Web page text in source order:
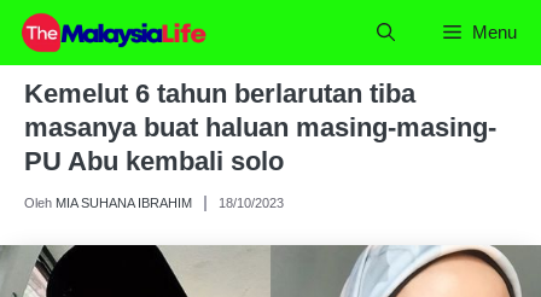
Skip
content
Menu
Kemelut 6 tahun berlarutan tiba
masanya buat haluan masing-masing-
PU Abu kembali solo
Oleh MIA SUHANA IBRAHIM 18/10/2023